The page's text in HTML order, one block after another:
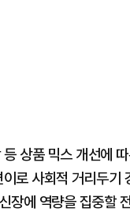
상품 믹스 개선에
로 사회적 거리두기
에 역량을 집중할